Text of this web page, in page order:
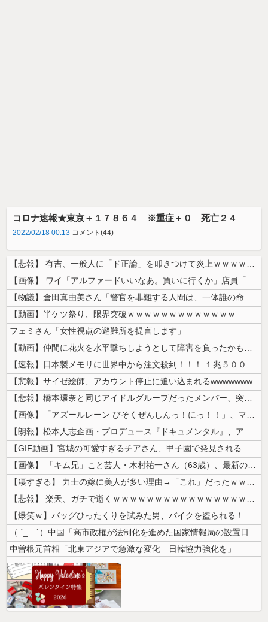
コロナ速報★東京＋１７８６４ ※重症＋０ 死亡２４
2022/02/18 00:13 コメント(44)
【悲報】 有吉、一般人に「ド正論」を叩きつけて炎上ｗｗｗｗｗｗｗｗ
【画像】 ワイ「アルファードいいなあ。買いに行くか」店員「ほいっ見積も...
【物議】倉田真由美さん「警官を非難する人間は、一体誰の命を守りたいのか...
【動画】半ケツ祭り、限界突破ｗｗｗｗｗｗｗｗｗｗｗｗｗ
フェミさん「女性視点の避難所を提言します」
【動画】仲間に花火を水平撃ちしようとして障害を負ったかもしれない事故。
【速報】日本製メモリに世界中から注文殺到！！！ １兆５０００億円で工場...
【悲報】サイゼ絵師、アカウント停止に追い込まれるwwwwwww
【悲報】橋本環奈と同じアイドルグループだったメンバー、突然暴露をしだす...
【画像】「アズールレーン びそくぜんしんっ！にっ！！」、マジのガチでシ...
【朗報】松本人志企画・プロデュース『ドキュメンタル』、アメリカで初の制...
【GIF動画】宮城の可愛すぎるチアさん、甲子園で発見される
【画像】 「キム兄」こと芸人・木村祐一さん（63歳）、最新の松本人志さ...
【凄すぎる】 力士の嫁に美人が多い理由→「これ」だったｗｗｗｗｗｗｗ
【悲報】 楽天、ガチで逝くｗｗｗｗｗｗｗｗｗｗｗｗｗｗｗｗｗｗｗｗ
【爆笑ｗ】バッグひったくりを試みた男、バイクを盗られる！
（ ´_ゝ`）中国「高市政権が法制化を進めた国家情報局の設置日が7月3...
中曽根元首相「北東アジアで急激な変化 日韓協力強化を」